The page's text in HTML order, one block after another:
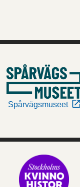
Spårvägsmuseet